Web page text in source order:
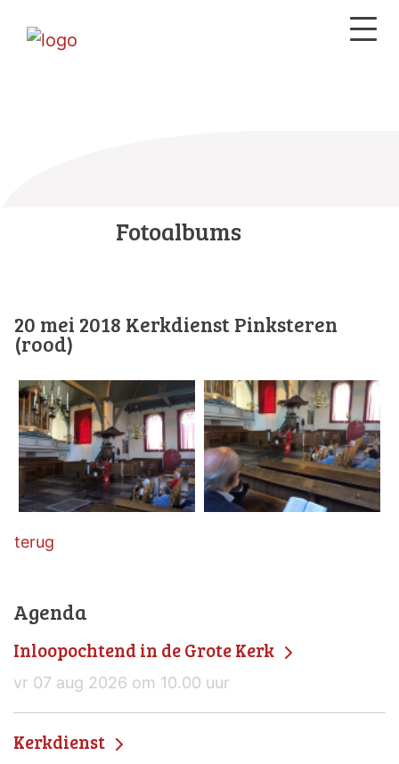
Fotoalbums
20 mei 2018 Kerkdienst Pinksteren
(rood)
terug
Agenda
Inloopochtend in de Grote Kerk
vr 07 aug 2026 om 10.00 uur
Kerkdienst